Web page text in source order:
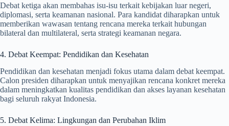
Debat ketiga akan membahas isu-isu terkait kebijakan luar negeri,
diplomasi, serta keamanan nasional. Para kandidat diharapkan untuk
memberikan wawasan tentang rencana mereka terkait hubungan
bilateral dan multilateral, serta strategi keamanan negara.
4. Debat Keempat: Pendidikan dan Kesehatan
Pendidikan dan kesehatan menjadi fokus utama dalam debat keempat.
Calon presiden diharapkan untuk menyajikan rencana konkret mereka
dalam meningkatkan kualitas pendidikan dan akses layanan kesehatan
bagi seluruh rakyat Indonesia.
5. Debat Kelima: Lingkungan dan Perubahan Iklim